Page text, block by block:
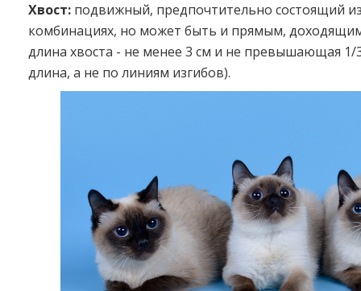
Хвост: подвижный, предпочтительно состоящий
комбинациях, но может быть и прямым,
длина хвоста - не менее 3 см и не превышающая 1/
длина, а не по линиям изгибов).